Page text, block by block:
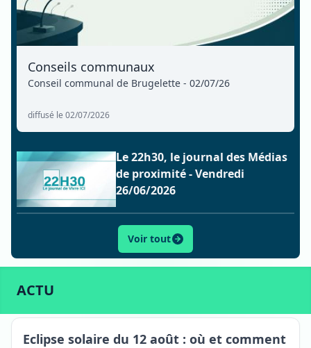
Conseils communaux
Conseil communal de Brugelette - 02/07/26
diffusé le 02/07/2026
Le 22h30, le journal des Médias
de proximité - Vendredi
26/06/2026
Voir tout
ACTU
Eclipse solaire du 12 août : où et comment